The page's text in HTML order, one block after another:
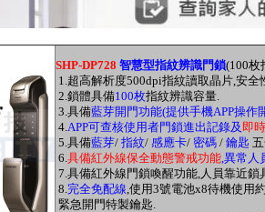
SHP-DP728 智慧型指紋辨識門鎖(100枚
1.超高解析度500dpi指紋讀取晶片,安全
2.鎖體具備100枚指紋辨識容量.
3.具備藍芽開門功能(提供手機APP操作
4.APP可查核使用者門鎖進出記錄及 即
5.具備藍芽/ 指紋/ 感應卡/ 密碼 / 鑰匙
6.具備紅外線保全動態警戒功能,異常人
7.具備紅外線 門鎖喚醒功能,人員靠近
8.完全免配線,使用3號電池x8待機使用
緊急開門特製鑰匙.